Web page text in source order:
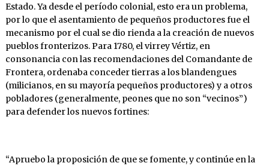
Estado. Ya desde el período colonial, esto era un problema,
por lo que el asentamiento de pequeños productores fue el
mecanismo por el cual se dio rienda a la creación de nuevos
pueblos fronterizos. Para 1780, el virrey Vértiz, en
consonancia con las recomendaciones del Comandante de
Frontera, ordenaba conceder tierras a los blandengues
(milicianos, en su mayoría pequeños productores) y a otros
pobladores (generalmente, peones que no son “vecinos”)
para defender los nuevos fortines:
“Apruebo la proposición de que se fomente, y continúe en la